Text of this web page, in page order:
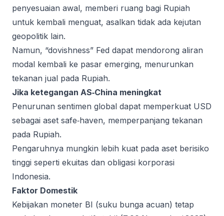
penyesuaian awal, memberi ruang bagi Rupiah
untuk kembali menguat, asalkan tidak ada kejutan
geopolitik lain.
Namun, “dovishness” Fed dapat mendorong aliran
modal kembali ke pasar emerging, menurunkan
tekanan jual pada Rupiah.
Jika ketegangan AS‑China meningkat
Penurunan sentimen global dapat memperkuat USD
sebagai aset safe‑haven, memperpanjang tekanan
pada Rupiah.
Pengaruhnya mungkin lebih kuat pada aset berisiko
tinggi seperti ekuitas dan obligasi korporasi
Indonesia.
Faktor Domestik
Kebijakan moneter BI (suku bunga acuan) tetap